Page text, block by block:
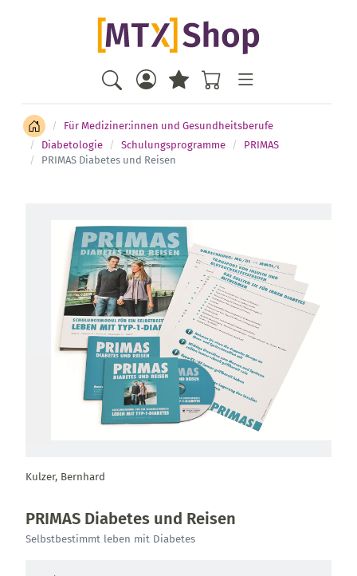
Für Mediziner:innen und Gesundheitsberufe
Diabetologie
Schulungsprogramme
PRIMAS
PRIMAS Diabetes und Reisen
Kulzer, Bernhard
PRIMAS Diabetes und Reisen
Selbstbestimmt leben mit Diabetes